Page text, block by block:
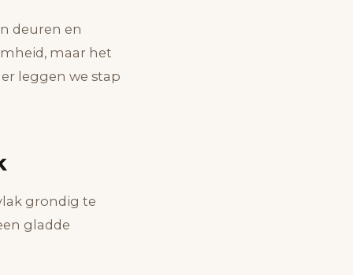
deuren en
maar het
leggen we stap
grondig te
gladde